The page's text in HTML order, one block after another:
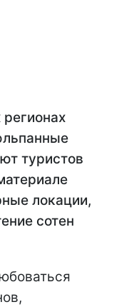
туристов
локации,
сотен